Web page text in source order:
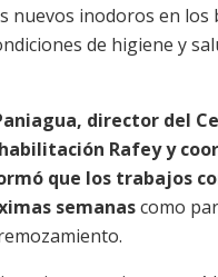
nuevos inodoros en los
de higiene y
director del
Rafey y
que los trabajos
semanascomo